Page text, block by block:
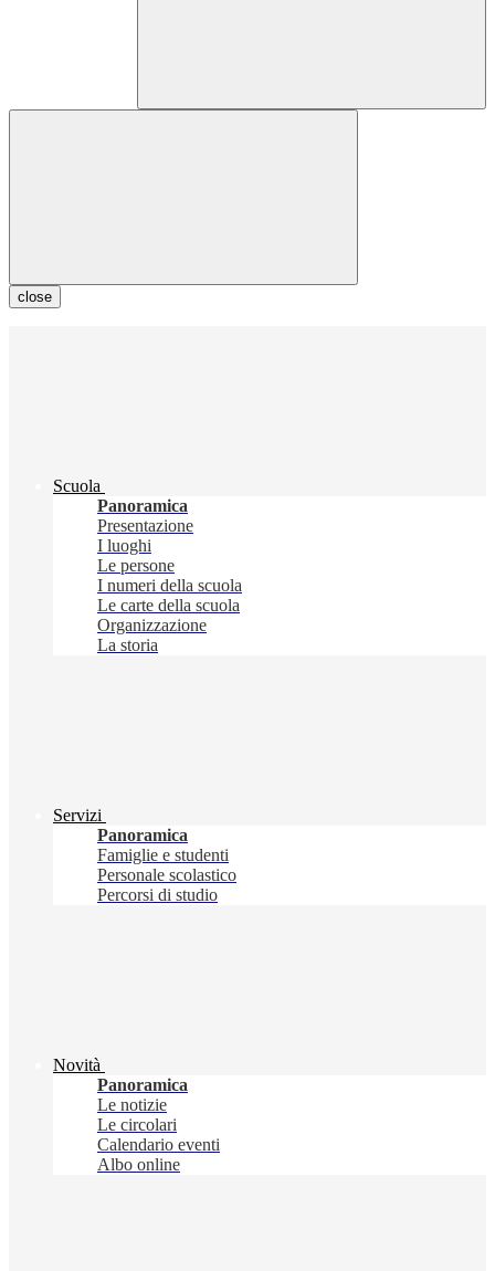
close
Scuola
Panoramica
Presentazione
I luoghi
Le persone
I numeri della scuola
Le carte della scuola
Organizzazione
La storia
Servizi
Panoramica
Famiglie e studenti
Personale scolastico
Percorsi di studio
Novità
Panoramica
Le notizie
Le circolari
Calendario eventi
Albo online